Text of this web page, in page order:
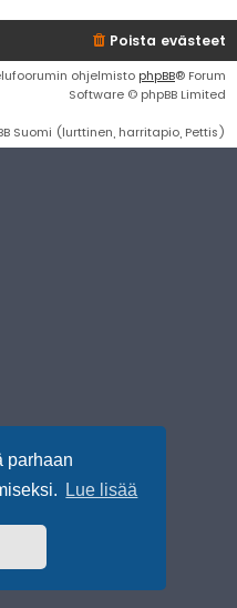
parhaan
Lue lisää
Poista evästeet
ohjelmisto phpBB® Forum
Software © phpBB Limited
Suomi (lurttinen, harritapio, Pettis)